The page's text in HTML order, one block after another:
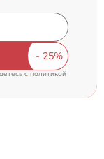
cполитикой